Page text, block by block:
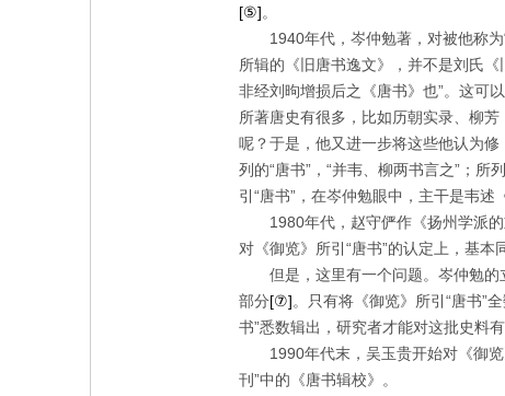
[⑤]。
1940年代，岑仲勉著，对被他称
所辑的《旧唐书逸文》，并不是刘氏
非经刘昫增损后之《唐书》也”。这可
所著唐史有很多，比如历朝实录、柳
呢？于是，他又进一步将这些他认为
列的“唐书”，“并韦、柳两书言之”；所
引“唐书”，在岑仲勉眼中，主干是韦述
1980年代，赵守俨作《扬州学派
对《御览》所引“唐书”的认定上，基本
但是，这里有一个问题。岑仲勉
部分[⑦]。只有将《御览》所引“唐书”
书”悉数辑出，研究者才能对这批史料
1990年代末，吴玉贵开始对《御
刊”中的《唐书辑校》。